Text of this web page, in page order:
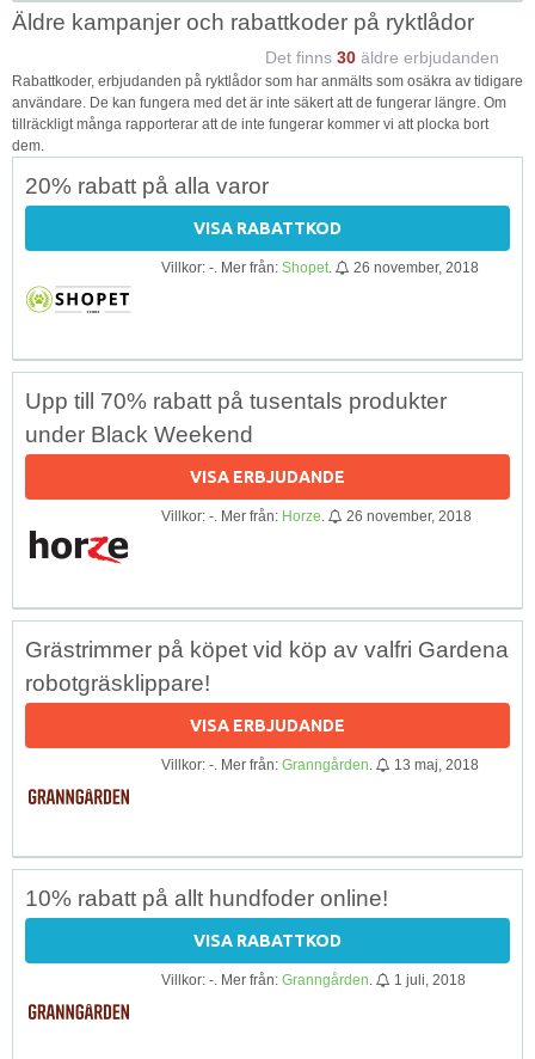
Äldre kampanjer och rabattkoder på ryktlådor
Det finns 30 äldre erbjudanden
Rabattkoder, erbjudanden på ryktlådor som har anmälts som osäkra av tidigare
användare. De kan fungera med det är inte säkert att de fungerar längre. Om
tillräckligt många rapporterar att de inte fungerar kommer vi att plocka bort
dem.
20% rabatt på alla varor
VISA RABATTKOD
Villkor: -. Mer från: Shopet 26 november, 2018
Upp till 70% rabatt på tusentals produkter
under Black Weekend
VISA ERBJUDANDE
Villkor: -. Mer från: Horze 26 november, 2018
Grästrimmer på köpet vid köp av valfri Gardena
robotgräsklippare!
VISA ERBJUDANDE
Villkor: -. Mer från: Granngården 13 maj, 2018
10% rabatt på allt hundfoder online!
VISA RABATTKOD
Villkor: -. Mer från: Granngården 1 juli, 2018